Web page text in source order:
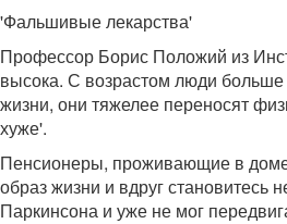
'Фальшивые лекарства'
Профессор Борис Положий из
высока. С возрастом люди
жизни, они тяжелее переносят
хуже'.
Пенсионеры, проживающие в доме
образ жизни и вдруг
Паркинсона и уже не мог